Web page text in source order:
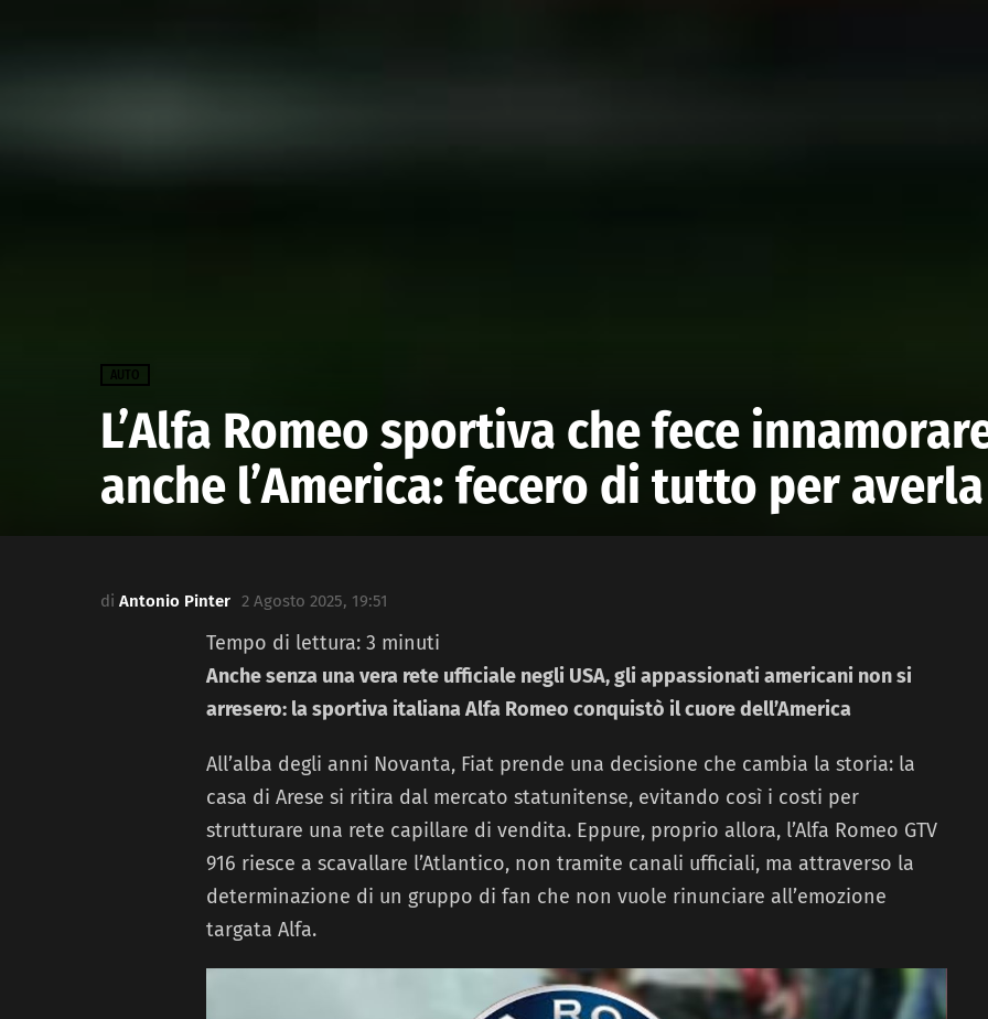
AUTO
L’Alfa Romeo sportiva che fece
anche l’America: fecero di tutto per averla
di Antonio Pinter 2 Agosto 2025, 19:51
Tempo di lettura: 3 minuti
Anche senza una vera rete ufficiale negli USA, gli appassionati americani non si
arresero: la sportiva italiana Alfa Romeo conquistò il cuore dell’America
All’alba degli anni Novanta, Fiat prende una decisione che cambia la storia: la
casa di Arese si ritira dal mercato statunitense, evitando così i costi per
strutturare una rete capillare di vendita. Eppure, proprio allora, l’Alfa Romeo GTV
916 riesce a scavallare l’Atlantico, non tramite canali ufficiali, ma attraverso la
determinazione di un gruppo di fan che non vuole rinunciare all’emozione
targata Alfa.